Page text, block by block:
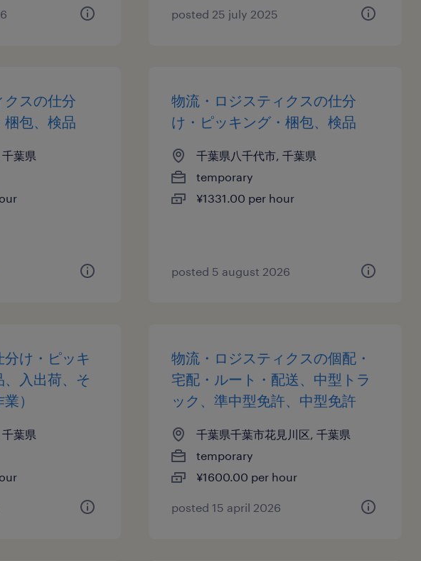
posted 25 july 2025
クスの仕分
梱包、検品
葉県
物流・ロジスティクスの仕分
け・ピッキング・梱包、検品
千葉県八千代市, 千葉県
temporary
¥1331.00 per hour
posted 5 august 2026
け・ピッキ
入出荷、そ
）
葉県
物流・ロジスティクスの個配・
宅配・ルート・配送、中型トラ
ック、準中型免許、中型免許
千葉県千葉市花見川区, 千葉県
temporary
¥1600.00 per hour
posted 15 april 2026